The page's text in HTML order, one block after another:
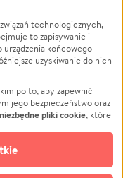
Powódź
Wichura
NGO
Edukacja
Podróż
Impreza
środowiska
Biznes
technologicznych,
to zapisywanie i
końcowego
uzyskiwanie do nich
po to, aby zapewnić
jego bezpieczeństwo oraz
niezbędne pliki cookie, które
Możesz wyrazić
momencie masz